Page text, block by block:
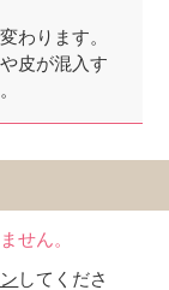
わります。
皮が混入す
せん。
してくださ